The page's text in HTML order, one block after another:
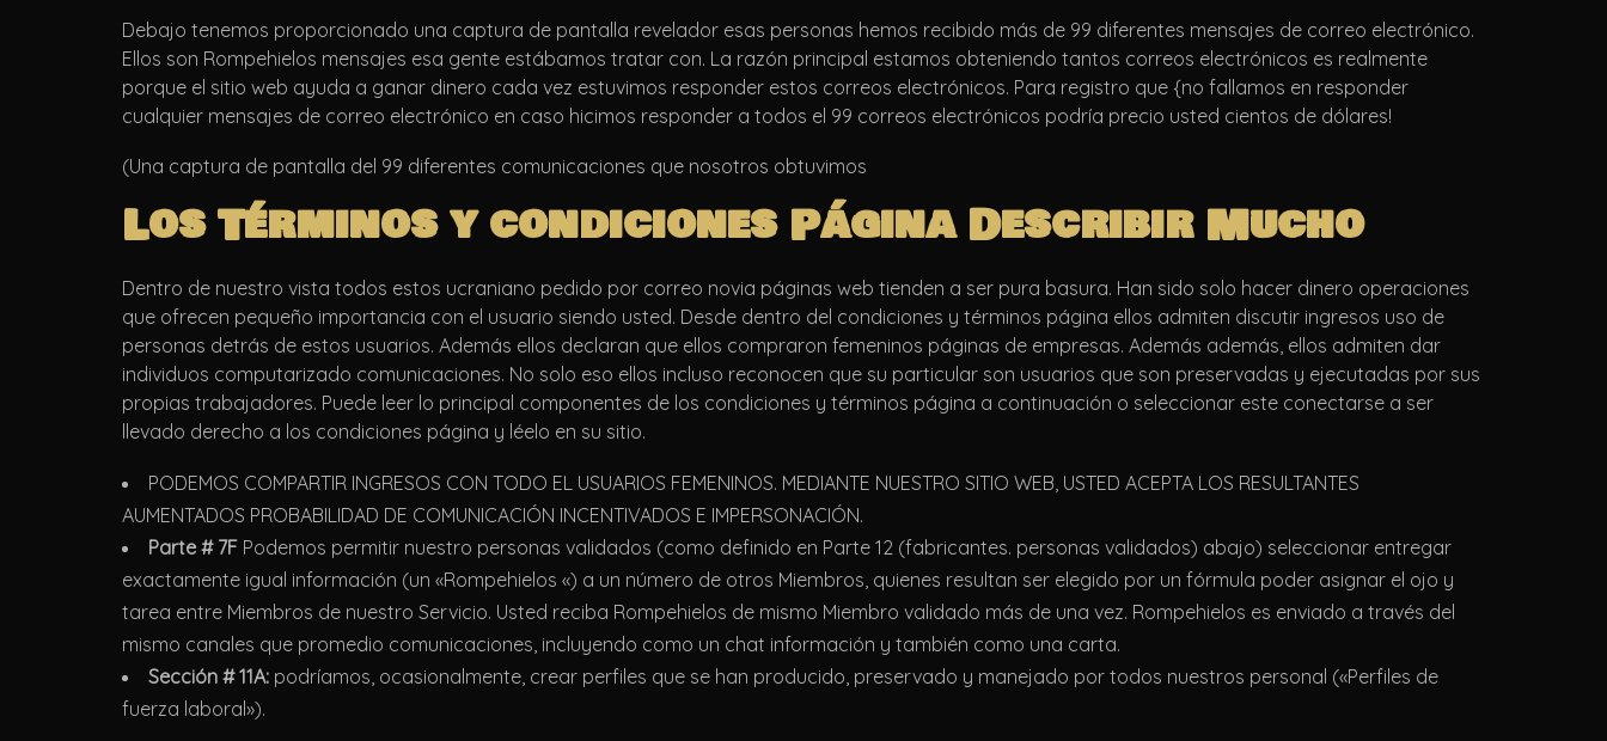
Debajo tenemos proporcionado una captura de pantalla revelador esas personas hemos recibido más de 99 diferentes mensajes de correo electrónico.
Ellos son Rompehielos mensajes esa gente estábamos tratar con. La razón principal estamos obteniendo tantos correos electrónicos es realmente
porque el sitio web ayuda a ganar dinero cada vez estuvimos responder estos correos electrónicos. Para registro que {no fallamos en responder
cualquier mensajes de correo electrónico en caso hicimos responder a todos el 99 correos electrónicos podría precio usted cientos de dólares!
(Una captura de pantalla del 99 diferentes comunicaciones que nosotros obtuvimos
Los Términos y condiciones Página Describir Mucho
Dentro de nuestro vista todos estos ucraniano pedido por correo novia páginas web tienden a ser pura basura. Han sido solo hacer dinero operaciones
que ofrecen pequeño importancia con el usuario siendo usted. Desde dentro del condiciones y términos página ellos admiten discutir ingresos uso de
personas detrás de estos usuarios. Además ellos declaran que ellos compraron femeninos páginas de empresas. Además además, ellos admiten dar
individuos computarizado comunicaciones. No solo eso ellos incluso reconocen que su particular son usuarios que son preservadas y ejecutadas por sus
propias trabajadores. Puede leer lo principal componentes de los condiciones y términos página a continuación o seleccionar este conectarse a ser
llevado derecho a los condiciones página y léelo en su sitio.
PODEMOS COMPARTIR INGRESOS CON TODO EL USUARIOS FEMENINOS. MEDIANTE NUESTRO SITIO WEB, USTED ACEPTA LOS RESULTANTES
AUMENTADOS PROBABILIDAD DE COMUNICACIÓN INCENTIVADOS E IMPERSONACIÓN.
Parte # 7F Podemos permitir nuestro personas validados (como definido en Parte 12 (fabricantes. personas validados) abajo) seleccionar entregar
exactamente igual información (un «Rompehielos «) a un número de otros Miembros, quienes resultan ser elegido por un fórmula poder asignar el ojo y
tarea entre Miembros de nuestro Servicio. Usted reciba Rompehielos de mismo Miembro validado más de una vez. Rompehielos es enviado a través del
mismo canales que promedio comunicaciones, incluyendo como un chat información y también como una carta.
Sección # 11A: podríamos, ocasionalmente, crear perfiles que se han producido, preservado y manejado por todos nuestros personal («Perfiles de
fuerza laboral»).